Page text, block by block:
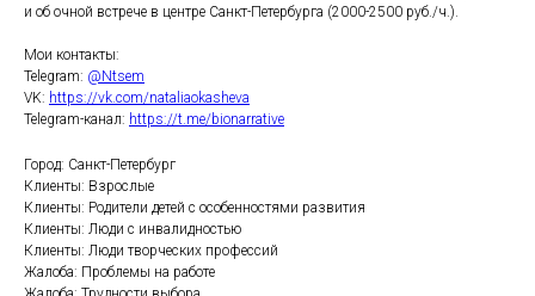
и об очной встрече в центре Санкт-Петербурга (2000-2500 руб./ч.).
Мои контакты:
Telegram: @Ntsem
VK: https://vk.com/nataliaokasheva
Telegram-канал: https://t.me/bionarrative
Город: Санкт-Петербург
Клиенты: Взрослые
Клиенты: Родители детей с особенностями развития
Клиенты: Люди с инвалидностью
Клиенты: Люди творческих профессий
Жалоба: Проблемы на работе